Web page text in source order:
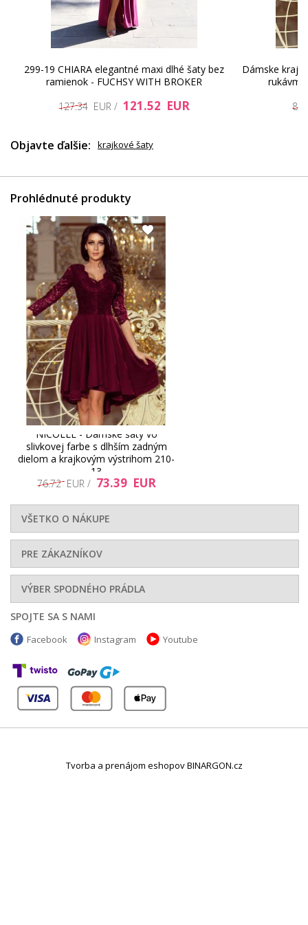
92.48 EUR 41.45 EUR 92.48
92.48 EUR 92.48 EUR
299-19 CHIARA elegantné maxi dlhé šaty bez
ramienok - FUCHSY WITH BROKER
127.34 EUR /121.52 EUR
Dámske
rukávmi
Objavte ďalšie: krajkové šaty
Prohlédnuté produkty
NICOLLE - Dámske šaty vo
slivkovej farbe s dlhším zadným
dielom a krajkovým výstrihom 210-
13
76.72 EUR / 73.39 EUR
VŠETKO O NÁKUPE
PRE ZÁKAZNÍKOV
VÝBER SPODNÉHO PRÁDLA
SPOJTE SA S NAMI
Facebook Instagram Youtube
Tvorba a prenájom eshopov BINARGON.cz